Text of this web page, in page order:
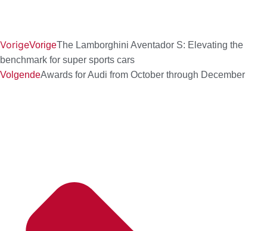
VorigeVorigeThe Lamborghini Aventador S: Elevating the
benchmark for super sports cars
VolgendeAwards for Audi from October through December